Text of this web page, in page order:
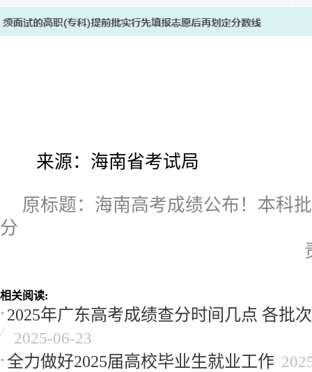
来源：海南省考试局
原标题：海南高考成绩公布！本科
分
相关阅读:
2025年广东高考成绩查分时间几点 各批
2025-06-23
全力做好2025届高校毕业生就业工作